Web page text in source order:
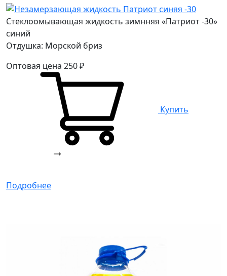
Стеклоомывающая жидкость зимнняя «Патриот -30»
синий
Отдушка: Морской бриз
Оптовая цена 250₽
Купить
Подробнее